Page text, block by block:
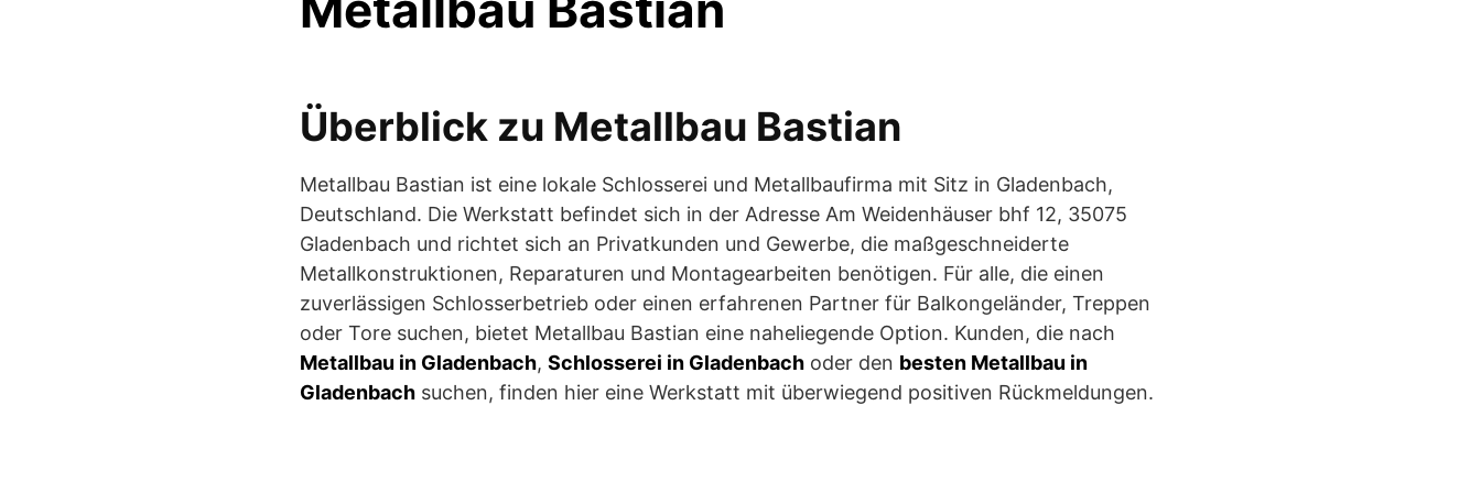
Überblick zu Metallbau Bastian
Metallbau Bastian ist eine lokale Schlosserei und Metallbaufirma mit Sitz in Gladenbach,
Deutschland. Die Werkstatt befindet sich in der Adresse Am Weidenhäuser bhf 12, 35075
Gladenbach und richtet sich an Privatkunden und Gewerbe, die maßgeschneiderte
Metallkonstruktionen, Reparaturen und Montagearbeiten benötigen. Für alle, die einen
zuverlässigen Schlosserbetrieb oder einen erfahrenen Partner für Balkongeländer, Treppen
oder Tore suchen, bietet Metallbau Bastian eine naheliegende Option. Kunden, die nach
Metallbau in Gladenbach, Schlosserei in Gladenbach oder den besten Metallbau in
Gladenbach suchen, finden hier eine Werkstatt mit überwiegend positiven Rückmeldungen.